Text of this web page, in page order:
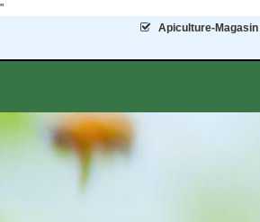
"
Apiculture-Magasin